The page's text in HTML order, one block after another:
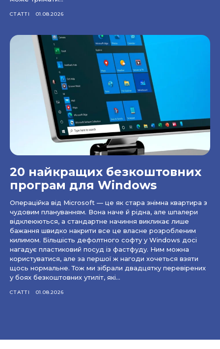
СТАТТІ 01.08.2026
20 найкращих безкоштовних
програм для Windows
Операційка від Microsoft — це як стара знімна квартира з
чудовим плануванням. Вона наче й рідна, але шпалери
відклеюються, а стандартне начиння викликає лише
бажання швидко накрити все це власне розробленим
килимом. Більшість дефолтного софту у Windows досі
нагадує пластиковий посуд із фастфуду. Ним можна
користуватися, але за першої ж нагоди хочеться взяти
щось нормальне. Тож ми зібрали двадцятку перевірених
у боях безкоштовних утиліт, які...
СТАТТІ 01.08.2026